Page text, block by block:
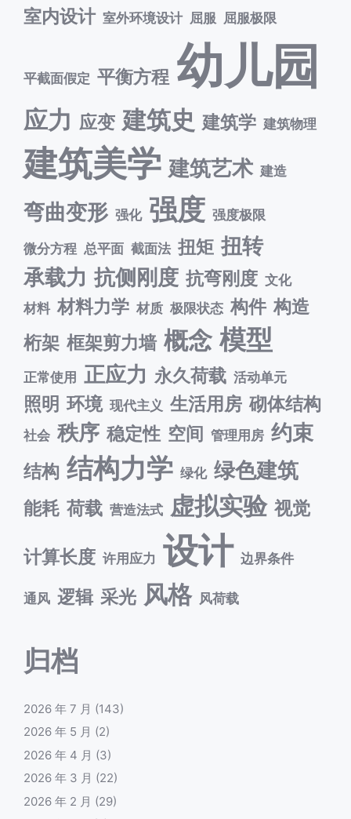
室内设计 室外环境设计 屈服 屈服极限
平截面假定 平衡方程 幼儿园
应力 应变 建筑史 建筑学 建筑物理
建筑美学 建筑艺术 建造
弯曲变形 强化 强度 强度极限
微分方程 总平面 截面法 扭矩 扭转
承载力 抗侧刚度 抗弯刚度 文化
材料 材料力学 材质 极限状态 构件 构造
桁架 框架剪力墙 概念 模型
正常使用 正应力 永久荷载 活动单元
照明 环境 现代主义 生活用房 砌体结构
社会 秩序 稳定性 空间 管理用房 约束
结构 结构力学 绿化 绿色建筑
能耗 荷载 营造法式 虚拟实验 视觉
计算长度 许用应力 设计 边界条件
通风 逻辑 采光 风格 风荷载
归档
2026 年 7 月 (143)
2026 年 5 月 (2)
2026 年 4 月 (3)
2026 年 3 月 (22)
2026 年 2 月 (29)